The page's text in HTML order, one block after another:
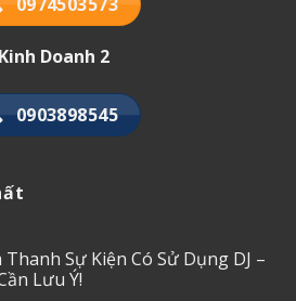
Kinh Doanh 2
0903898545
Sự Kiện Có Sử Dụng DJ –
Lưu Ý!